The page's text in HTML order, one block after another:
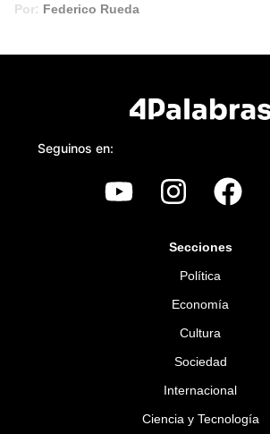
Por: Federico Rueda
Seguinos en:
Secciones
Política
Economía
Cultura
Sociedad
Internacional
Ciencia y Tecnología